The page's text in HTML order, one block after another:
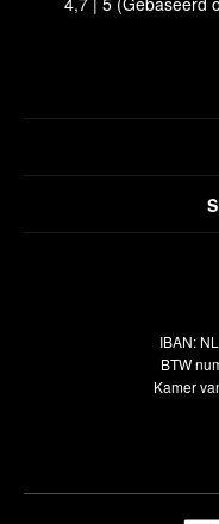
Veelgestelde vragen
Verzendbeleid
IBAN:
BTW
Kamer